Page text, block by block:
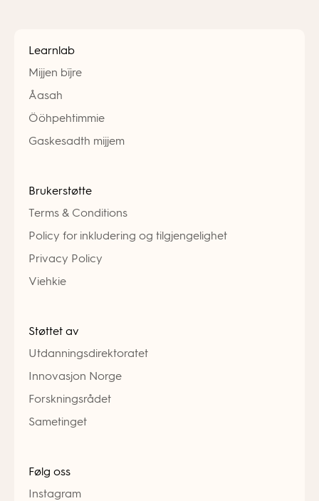
Learnlab
Mijjen bïjre
Åasah
Ööhpehtimmie
Gaskesadth mijjem
Brukerstøtte
Terms & Conditions
Policy for inkludering og tilgjengelighet
Privacy Policy
Viehkie
Støttet av
Utdanningsdirektoratet
Innovasjon Norge
Forskningsrådet
Sametinget
Følg oss
Instagram